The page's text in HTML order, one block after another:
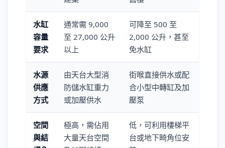
水缸
容量
要求
通常需 9,000
至 27,000 公升
以上
可降至 500 至
2,000 公升，甚至
免水缸
水源
供應
方式
由天台大型消
防儲水缸重力
或加壓供水
街喉直接供水或配
合小型中轉缸及加
壓泵
空間
與結
極高，需佔用
大量天台空間
低，可利用樓梯平
台或地下畸角位安